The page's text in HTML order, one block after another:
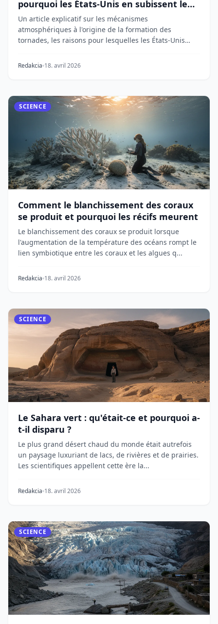
pourquoi les États-Unis en subissent le
plus
Un article explicatif sur les mécanismes
atmosphériques à l'origine de la formation des
tornades, les raisons pour lesquelles les États-Unis
Redakcia 18. avril 2026
SCIENCE
Comment le blanchissement des coraux
se produit et pourquoi les récifs meurent
Le blanchissement des coraux se produit lorsque
l'augmentation de la température des océans rompt le
lien symbiotique entre les coraux et les algues q...
Redakcia 18. avril 2026
SCIENCE
Le Sahara vert : qu'était-ce et pourquoi a-
t-il disparu ?
Le plus grand désert chaud du monde était autrefois
un paysage luxuriant de lacs, de rivières et de prairies.
Les scientifiques appellent cette ère la...
Redakcia 18. avril 2026
SCIENCE